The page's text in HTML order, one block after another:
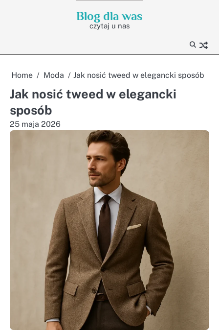
Blog dla was
czytaj u nas
Home Moda Jak nosić tweed w elegancki sposób
Jak nosić tweed w elegancki
sposób
25 maja 2026